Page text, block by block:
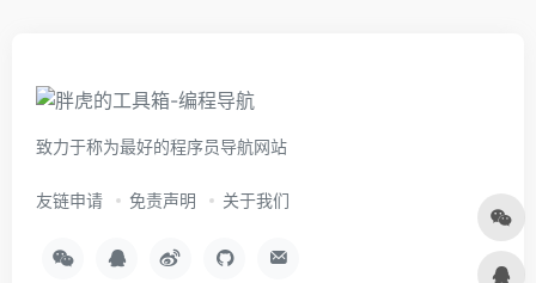
致力于称为最好的程序员导航网站
友链申请 免责声明 关于我们